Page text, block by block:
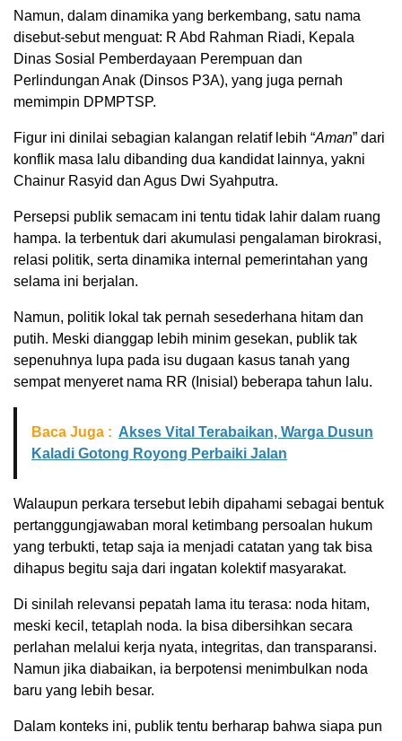
Namun, dalam dinamika yang berkembang, satu nama
disebut-sebut menguat: R Abd Rahman Riadi, Kepala
Dinas Sosial Pemberdayaan Perempuan dan
Perlindungan Anak (Dinsos P3A), yang juga pernah
memimpin DPMPTSP.
Figur ini dinilai sebagian kalangan relatif lebih “Aman” dari
konflik masa lalu dibanding dua kandidat lainnya, yakni
Chainur Rasyid dan Agus Dwi Syahputra.
Persepsi publik semacam ini tentu tidak lahir dalam ruang
hampa. Ia terbentuk dari akumulasi pengalaman birokrasi,
relasi politik, serta dinamika internal pemerintahan yang
selama ini berjalan.
Namun, politik lokal tak pernah sesederhana hitam dan
putih. Meski dianggap lebih minim gesekan, publik tak
sepenuhnya lupa pada isu dugaan kasus tanah yang
sempat menyeret nama RR (Inisial) beberapa tahun lalu.
Baca Juga : Akses Vital Terabaikan, Warga Dusun
Kaladi Gotong Royong Perbaiki Jalan
Walaupun perkara tersebut lebih dipahami sebagai bentuk
pertanggungjawaban moral ketimbang persoalan hukum
yang terbukti, tetap saja ia menjadi catatan yang tak bisa
dihapus begitu saja dari ingatan kolektif masyarakat.
Di sinilah relevansi pepatah lama itu terasa: noda hitam,
meski kecil, tetaplah noda. Ia bisa dibersihkan secara
perlahan melalui kerja nyata, integritas, dan transparansi.
Namun jika diabaikan, ia berpotensi menimbulkan noda
baru yang lebih besar.
Dalam konteks ini, publik tentu berharap bahwa siapa pun